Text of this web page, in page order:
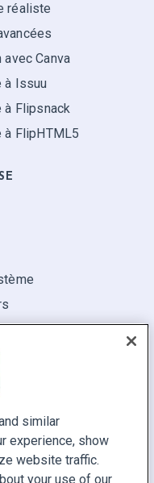
réaliste
Canva
à Issuu
à Flipsnack
à FlipHTML5
9587
similar
experience, show
website traffic.
your use of our